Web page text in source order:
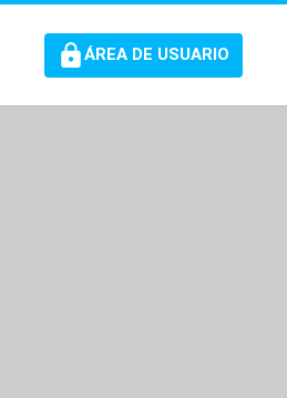
ÁREA DE USUARIO